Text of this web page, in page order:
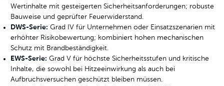
Wertinhalte mit gesteigerten Sicherheitsanforderungen; robuste
Bauweise und geprüfter Feuerwiderstand.
DWS-Serie: Grad IV für Unternehmen oder Einsatzszenarien mit
erhöhter Risikobewertung; kombiniert hohen mechanischen
Schutz mit Brandbeständigkeit.
EWS-Serie: Grad V für höchste Sicherheitsstufen und kritische
Inhalte, die sowohl bei Hitzeeinwirkung als auch bei
Aufbruchsversuchen geschützt bleiben müssen.